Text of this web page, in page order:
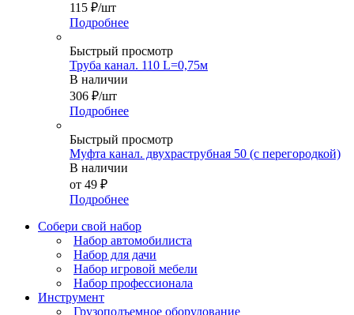
115 ₽/шт
Подробнее
Быстрый просмотр
Труба канал. 110 L=0,75м
В наличии
306 ₽/шт
Подробнее
Быстрый просмотр
Муфта канал. двухраструбная 50 (с перегородкой)
В наличии
от 49 ₽
Подробнее
Собери свой набор
Набор автомобилиста
Набор для дачи
Набор игровой мебели
Набор профессионала
Инструмент
Грузоподъемное оборудование